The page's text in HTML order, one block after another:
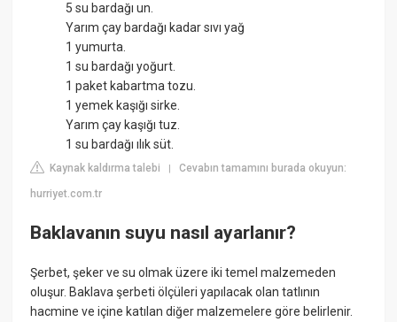
5 su bardağı un.
Yarım çay bardağı kadar sıvı yağ
1 yumurta.
1 su bardağı yoğurt.
1 paket kabartma tozu.
1 yemek kaşığı sirke.
Yarım çay kaşığı tuz.
1 su bardağı ılık süt.
Kaynak kaldırma talebi |Cevabın tamamını burada okuyun:
hurriyet.com.tr
Baklavanın suyu nasıl ayarlanır?
Şerbet, şeker ve su olmak üzere iki temel malzemeden
oluşur. Baklava şerbeti ölçüleri yapılacak olan tatlının
hacmine ve içine katılan diğer malzemelere göre belirlenir.